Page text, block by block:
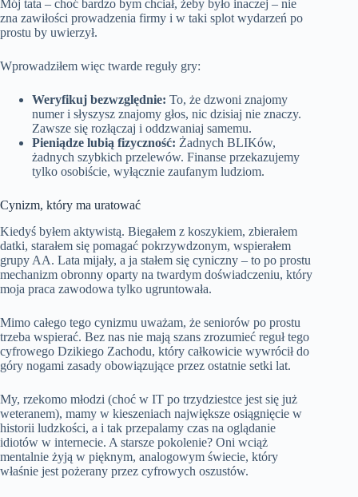
Mój tata – choć bardzo bym chciał, żeby było inaczej – nie
zna zawiłości prowadzenia firmy i w taki splot wydarzeń po
prostu by uwierzył.
Wprowadziłem więc twarde reguły gry:
Weryfikuj bezwzględnie: To, że dzwoni znajomy
numer i słyszysz znajomy głos, nic dzisiaj nie znaczy.
Zawsze się rozłączaj i oddzwaniaj samemu.
Pieniądze lubią fizyczność: Żadnych BLIKów,
żadnych szybkich przelewów. Finanse przekazujemy
tylko osobiście, wyłącznie zaufanym ludziom.
Cynizm, który ma uratować
Kiedyś byłem aktywistą. Biegałem z koszykiem, zbierałem
datki, starałem się pomagać pokrzywdzonym, wspierałem
grupy AA. Lata mijały, a ja stałem się cyniczny – to po prostu
mechanizm obronny oparty na twardym doświadczeniu, który
moja praca zawodowa tylko ugruntowała.
Mimo całego tego cynizmu uważam, że seniorów po prostu
trzeba wspierać. Bez nas nie mają szans zrozumieć reguł tego
cyfrowego Dzikiego Zachodu, który całkowicie wywrócił do
góry nogami zasady obowiązujące przez ostatnie setki lat.
My, rzekomo młodzi (choć w IT po trzydziestce jest się już
weteranem), mamy w kieszeniach największe osiągnięcie w
historii ludzkości, a i tak przepalamy czas na oglądanie
idiotów w internecie. A starsze pokolenie? Oni wciąż
mentalnie żyją w pięknym, analogowym świecie, który
właśnie jest pożerany przez cyfrowych oszustów.